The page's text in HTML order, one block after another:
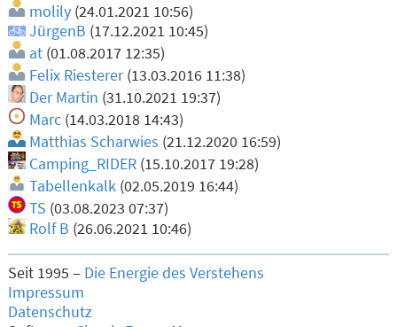
molily(24.01.2021 10:56)
JürgenB (17.12.2021 10:45)
at(01.08.2017 12:35)
Felix Riesterer(13.03.2016 11:38)
Der Martin (31.10.2021 19:37)
Marc(14.03.2018 14:43)
Matthias Scharwies (21.12.2020 16:59)
Camping_RIDER(15.10.2017 19:28)
Tabellenkalk(02.05.2019 16:44)
TS (03.08.2023 07:37)
Rolf B (26.06.2021 10:46)
Seit 1995 – Die Energie des Verstehens
Impressum
Datenschutz